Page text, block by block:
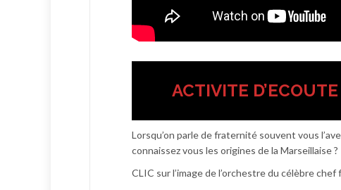
ACTIVITE D’ECOUTE
Lorsqu’on parle de fraternité souvent vous
connaissez vous les origines de la Marseillaise ?
CLIC sur l’image de l’orchestre du célèbre